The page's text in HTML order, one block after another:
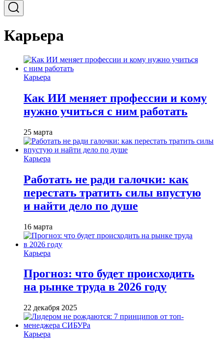
Карьера
Карьера
Как ИИ меняет профессии и кому
нужно учиться с ним работать
25 марта
Карьера
Работать не ради галочки: как
перестать тратить силы впустую
и найти дело по душе
16 марта
Карьера
Прогноз: что будет происходить
на рынке труда в 2026 году
22 декабря 2025
Карьера